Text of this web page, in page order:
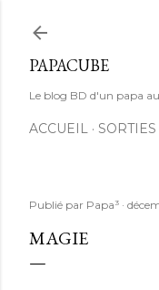
PAPACUBE
Le blog BD d'un papa
ACCUEIL
Publié par Papa³
MAGIE